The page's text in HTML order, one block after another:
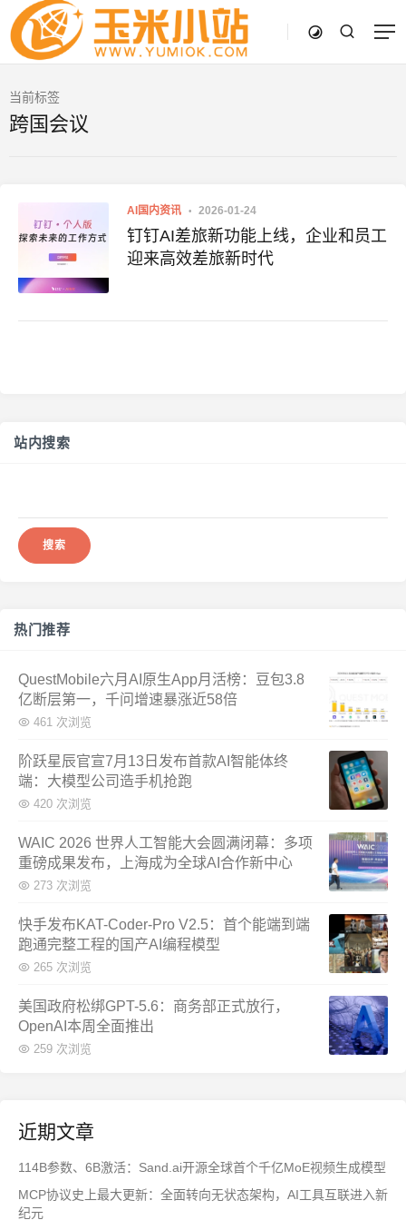
当前标签
跨国会议
AI国内资讯 2026-01-24
钉钉AI差旅新功能上线，企业和员工
迎来高效差旅新时代
站内搜索
热门推荐
QuestMobile六月AI原生App月活榜：豆包3.8
亿断层第一，千问增速暴涨近58倍
461 次浏览
阶跃星辰官宣7月13日发布首款AI智能体终
端：大模型公司造手机抢跑
420 次浏览
WAIC 2026 世界人工智能大会圆满闭幕：多项
重磅成果发布，上海成为全球AI合作新中心
273 次浏览
快手发布KAT-Coder-Pro V2.5：首个能端到端
跑通完整工程的国产AI编程模型
265 次浏览
美国政府松绑GPT-5.6：商务部正式放行，
OpenAI本周全面推出
259 次浏览
近期文章
114B参数、6B激活：Sand.ai开源全球首个千亿MoE视频生成模型
MCP协议史上最大更新：全面转向无状态架构，AI工具互联进入新
纪元